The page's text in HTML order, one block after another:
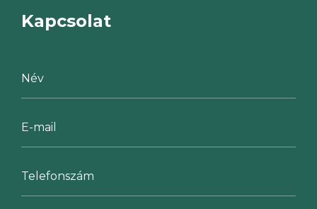
Kapcsolat